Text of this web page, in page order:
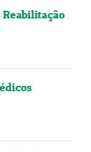
Reabilitação